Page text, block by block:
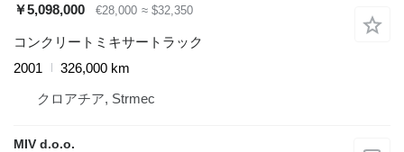
￥5,098,000
€28,000 ≈ $32,350
コンクリートミキサートラック
2001
326,000 km
クロアチア, Strmec
MIV d.o.o.